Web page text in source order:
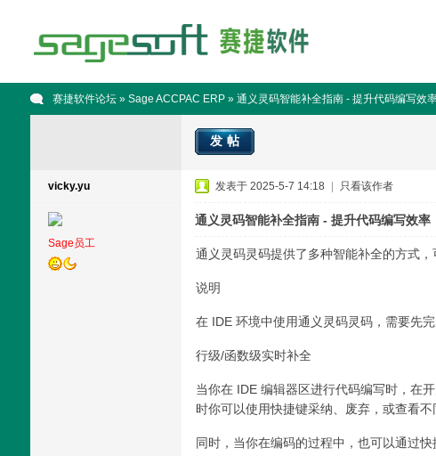
赛捷软件论坛» Sage ACCPAC ERP» 通义灵码智能补全指南 - 提升代码编写效
发帖
vicky.yu
Sage员工
发表于 2025-5-7 14:18 只看该作者
通义灵码智能补全指南 - 提升代码编写效率
通义灵码灵码提供了多种智能补全的方式
说明
在 IDE 环境中使用通义灵码灵码，需要先
行级/函数级实时补全
当你在 IDE 编辑器区进行代码编写时，在
时你可以使用快捷键采纳、废弃，或查看不
同时，当你在编码的过程中，也可以通过